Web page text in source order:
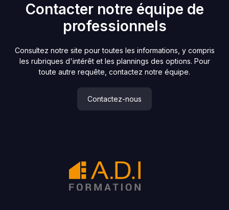
Contacter notre équipe de
professionnels
Consultez notre site pour toutes les informations, y compris
les rubriques d'intérêt et les plannings des options. Pour
toute autre requête, contactez notre équipe.
Contactez-nous